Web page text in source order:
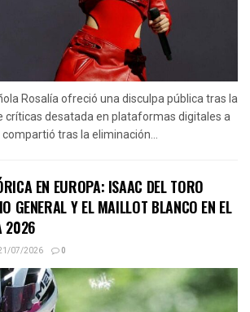
Rosalía ofreció una disculpa pública tras la
críticas desatada en plataformas digitales a
tras la eliminación...
EN EUROPA: ISAAC DEL TORO
GENERAL Y EL MAILLOT BLANCO EN EL
2026
07/2026 0